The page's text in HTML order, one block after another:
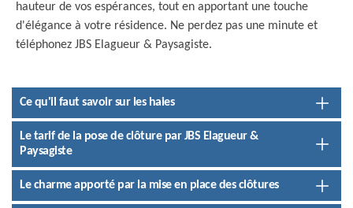
hauteur de vos espérances, tout en apportant une touche
d'élégance à votre résidence. Ne perdez pas une minute et
téléphonez JBS Elagueur & Paysagiste.
Ce qu'il faut savoir sur les haies
Le tarif de la pose de clôture par JBS Elagueur &
Paysagiste
Le charme apporté par la mise en place des clôtures